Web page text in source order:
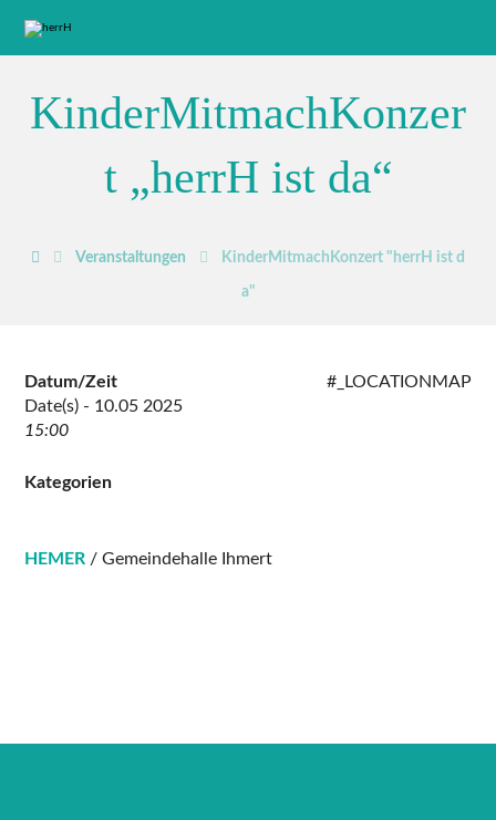
KinderMitmachKonzer
t „herrH ist da“
Veranstaltungen KinderMitmachKonzert "herrH ist d
a"
#_LOCATIONMAP
Datum/Zeit
Date(s) - 10.05 2025
15:00
Kategorien
HEMER / Gemeindehalle Ihmert